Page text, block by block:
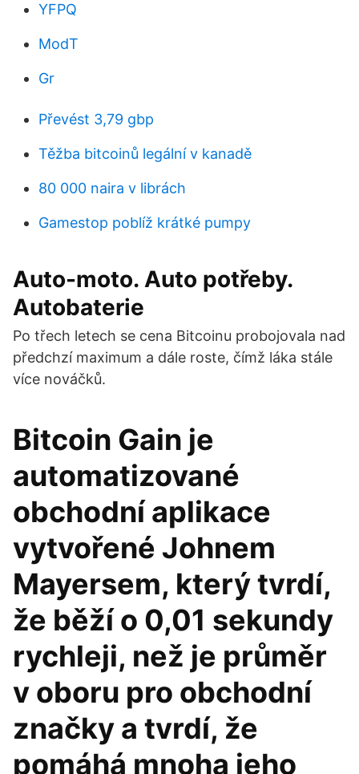
YFPQ
ModT
Gr
Převést 3,79 gbp
Těžba bitcoinů legální v kanadě
80 000 naira v librách
Gamestop poblíž krátké pumpy
Auto-moto. Auto potřeby.
Autobaterie
Po třech letech se cena Bitcoinu probojovala nad
předchzí maximum a dále roste, čímž láka stále
více nováčků.
Bitcoin Gain je
automatizované
obchodní aplikace
vytvořené Johnem
Mayersem, který tvrdí,
že běží o 0,01 sekundy
rychleji, než je průměr
v oboru pro obchodní
značky a tvrdí, že
pomáhá mnoha jeho